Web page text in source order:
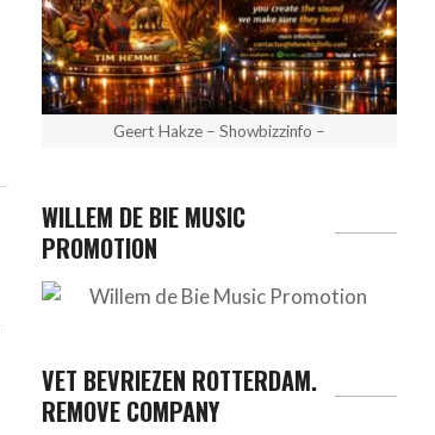
Geert Hakze – Showbizzinfo –
WILLEM DE BIE MUSIC
PROMOTION
VET BEVRIEZEN ROTTERDAM.
REMOVE COMPANY